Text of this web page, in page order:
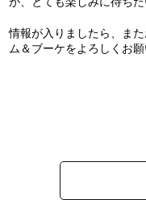
情報が入りましたら、ま
ム＆ブーケをよろしくお願